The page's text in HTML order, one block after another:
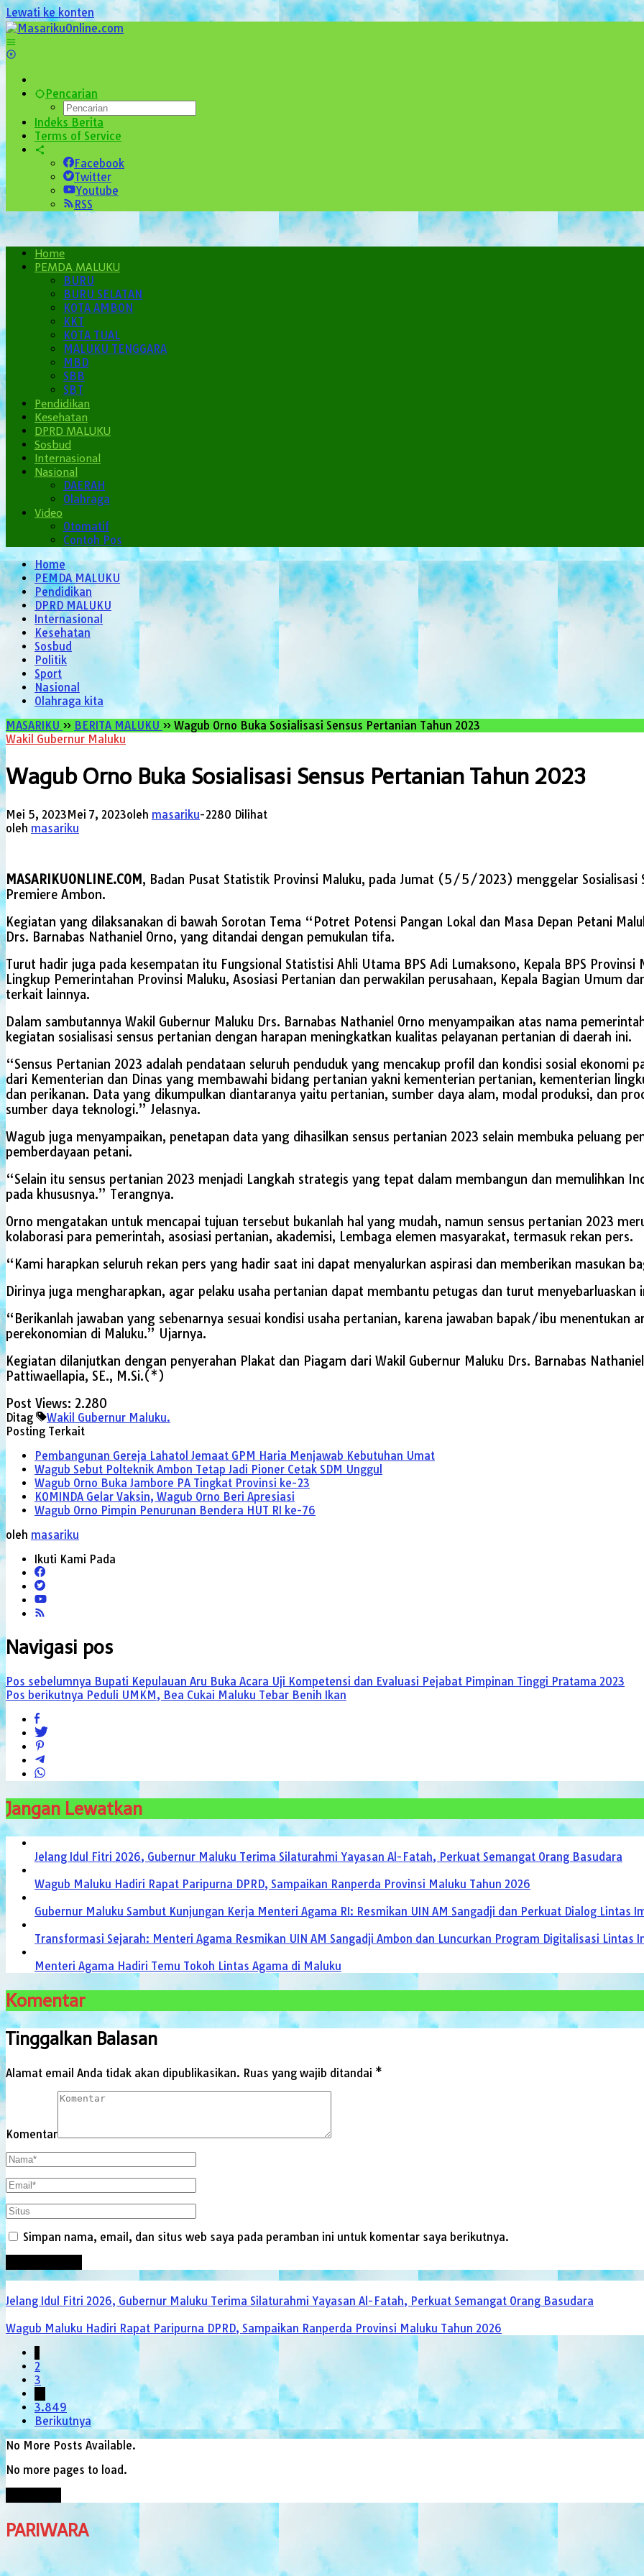
Lewati ke konten
Pencarian
Indeks Berita
Terms of Service
Facebook
Twitter
Youtube
RSS
Home
PEMDA MALUKU
BURU
BURU SELATAN
KOTA AMBON
KKT
KOTA TUAL
MALUKU TENGGARA
MBD
SBB
SBT
Pendidikan
Kesehatan
DPRD MALUKU
Sosbud
Internasional
Nasional
DAERAH
Olahraga
Video
Otomatif
Contoh Pos
Home
PEMDA MALUKU
Pendidikan
DPRD MALUKU
Internasional
Kesehatan
Sosbud
Politik
Sport
Nasional
Olahraga kita
MASARIKU » BERITA MALUKU » Wagub Orno Buka Sosialisasi Sensus Pertanian Tahun 2023
Wakil Gubernur Maluku
Wagub Orno Buka Sosialisasi Sensus Pertanian Tahun 2023
Mei 5, 2023Mei 7, 2023oleh masariku-2280 Dilihat
oleh masariku
MASARIKUONLINE.COM, Badan Pusat Statistik Provinsi Maluku, pada Jumat (5/5/2023) menggelar Sosialisasi
Premiere Ambon.
Kegiatan yang dilaksanakan di bawah Sorotan Tema “Potret Potensi Pangan Lokal dan Masa Depan Petani
Drs. Barnabas Nathaniel Orno, yang ditandai dengan pemukulan tifa.
Turut hadir juga pada kesempatan itu Fungsional Statistisi Ahli Utama BPS Adi Lumaksono, Kepala BPS
Lingkup Pemerintahan Provinsi Maluku, Asosiasi Pertanian dan perwakilan perusahaan, Kepala Bagian Umum
terkait lainnya.
Dalam sambutannya Wakil Gubernur Maluku Drs. Barnabas Nathaniel Orno menyampaikan atas nama
kegiatan sosialisasi sensus pertanian dengan harapan meningkatkan kualitas pelayanan pertanian di daerah ini.
“Sensus Pertanian 2023 adalah pendataan seluruh penduduk yang mencakup profil dan kondisi sosial ekonomi
dari Kementerian dan Dinas yang membawahi bidang pertanian yakni kementerian pertanian, kementerian
dan perikanan. Data yang dikumpulkan diantaranya yaitu pertanian, sumber daya alam, modal produksi, dan
sumber daya teknologi.” Jelasnya.
Wagub juga menyampaikan, penetapan data yang dihasilkan sensus pertanian 2023 selain membuka peluang
pemberdayaan petani.
“Selain itu sensus pertanian 2023 menjadi Langkah strategis yang tepat dalam membangun dan memulihkan
pada khususnya.” Terangnya.
Orno mengatakan untuk mencapai tujuan tersebut bukanlah hal yang mudah, namun sensus pertanian 2023
kolaborasi para pemerintah, asosiasi pertanian, akademisi, Lembaga elemen masyarakat, termasuk rekan pers.
“Kami harapkan seluruh rekan pers yang hadir saat ini dapat menyalurkan aspirasi dan memberikan masukan
Dirinya juga mengharapkan, agar pelaku usaha pertanian dapat membantu petugas dan turut
“Berikanlah jawaban yang sebenarnya sesuai kondisi usaha pertanian, karena jawaban bapak/ibu menentukan
perekonomian di Maluku.” Ujarnya.
Kegiatan dilanjutkan dengan penyerahan Plakat dan Piagam dari Wakil Gubernur Maluku Drs. Barnabas
Pattiwaellapia, SE., M.Si.(*)
Post Views: 2.280
Ditag
Wakil Gubernur Maluku.
Posting Terkait
Pembangunan Gereja Lahatol Jemaat GPM Haria Menjawab Kebutuhan Umat
Wagub Sebut Polteknik Ambon Tetap Jadi Pioner Cetak SDM Unggul
Wagub Orno Buka Jambore PA Tingkat Provinsi ke-23
KOMINDA Gelar Vaksin, Wagub Orno Beri Apresiasi
Wagub Orno Pimpin Penurunan Bendera HUT RI ke-76
oleh masariku
Ikuti Kami Pada
Navigasi pos
Pos sebelumnya Bupati Kepulauan Aru Buka Acara Uji Kompetensi dan Evaluasi Pejabat Pimpinan Tinggi Pratama 2023
Pos berikutnya Peduli UMKM, Bea Cukai Maluku Tebar Benih Ikan
Jangan Lewatkan
Jelang Idul Fitri 2026, Gubernur Maluku Terima Silaturahmi Yayasan Al-Fatah, Perkuat Semangat Orang Basudara
Wagub Maluku Hadiri Rapat Paripurna DPRD, Sampaikan Ranperda Provinsi Maluku Tahun 2026
Gubernur Maluku Sambut Kunjungan Kerja Menteri Agama RI: Resmikan UIN AM Sangadji dan Perkuat Dialog Lintas
Transformasi Sejarah: Menteri Agama Resmikan UIN AM Sangadji Ambon dan Luncurkan Program Digitalisasi Lintas
Menteri Agama Hadiri Temu Tokoh Lintas Agama di Maluku
Komentar
Tinggalkan Balasan
Alamat email Anda tidak akan dipublikasikan. Ruas yang wajib ditandai *
Komentar
Simpan nama, email, dan situs web saya pada peramban ini untuk komentar saya berikutnya.
Jelang Idul Fitri 2026, Gubernur Maluku Terima Silaturahmi Yayasan Al-Fatah, Perkuat Semangat Orang Basudara
Wagub Maluku Hadiri Rapat Paripurna DPRD, Sampaikan Ranperda Provinsi Maluku Tahun 2026
2
3
3.849
Berikutnya
No More Posts Available.
No more pages to load.
PARIWARA